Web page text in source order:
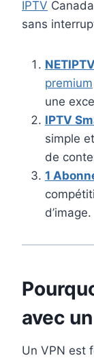
IPTV
sans
premium
une
IPTV
simple
de
1
d’image.
avec un
Un VPN est